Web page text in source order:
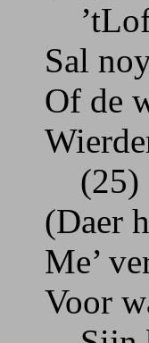
’tLof
Sal
Of de
(25)
(Daer
Me’
Voor